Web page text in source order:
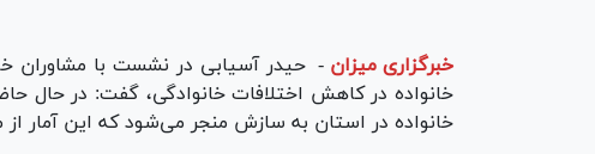
خبرگزاری میزان - حیدر آسیابی در نشست با مشاوران
خانواده در استان به سازش منجر می‌شود که این آمار از میانگین کشوری